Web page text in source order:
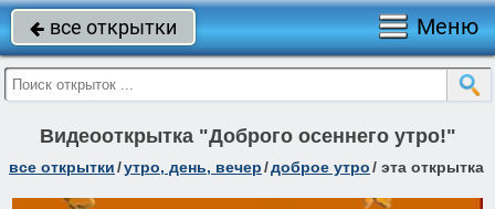
 все открытки Меню
Видеооткрытка "Доброго осеннего утро!"
все открытки/утро, день, вечер/доброе утро/ эта открытка